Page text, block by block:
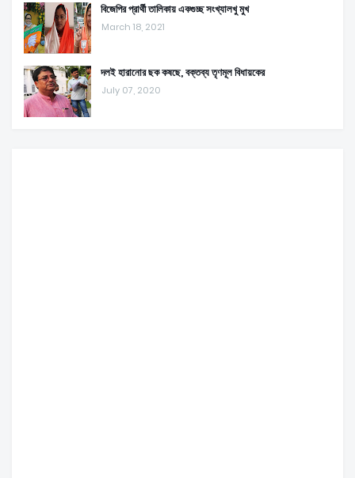
বিজেপির প্রার্থী তালিকায় একগুচ্ছ সংখ্যালখু মুখ
March 18, 2021
দলই হারানোর ছক কষছে, বক্তব্য তৃণমূল বিধায়কের
July 07, 2020